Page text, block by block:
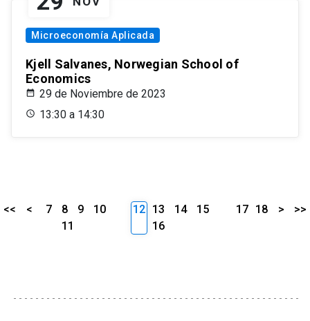
Microeconomía Aplicada
Kjell Salvanes, Norwegian School of
Economics
29 de Noviembre de 2023
13:30 a 14:30
<< < 7 8 9
10
11
12 13 14
15
16
17 18 > >>